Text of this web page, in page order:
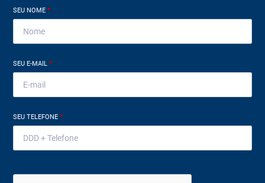
SEU NOME*
SEU E-MAIL*
SEU TELEFONE*